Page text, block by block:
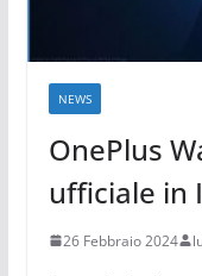
NEWS
OnePlus
ufficiale in
26 Febbraio 2024